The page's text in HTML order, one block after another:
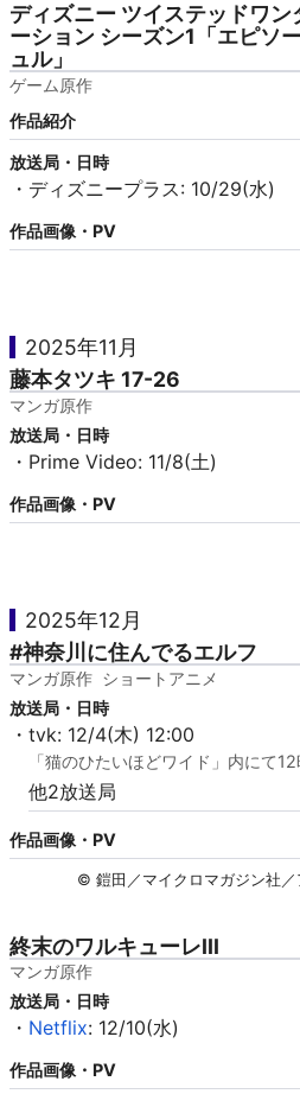
ディズニー ツイステッドワン
ーション シーズン1「エピソ
ュル」
ゲーム原作
作品紹介
放送局・日時
・ディズニープラス: 10/29(水)
作品画像・PV
2025年11月
藤本タツキ 17-26
マンガ原作
放送局・日時
・Prime Video: 11/8(土)
作品画像・PV
2025年12月
#神奈川に住んでるエルフ
マンガ原作 ショートアニメ
放送局・日時
・tvk: 12/4(木) 12:00
「猫のひたいほどワイド」内にて
他2放送局
作品画像・PV
© 鎧田／マイクロマガジン社
終末のワルキューレIII
マンガ原作
放送局・日時
・ Netflix: 12/10(水)
作品画像・PV